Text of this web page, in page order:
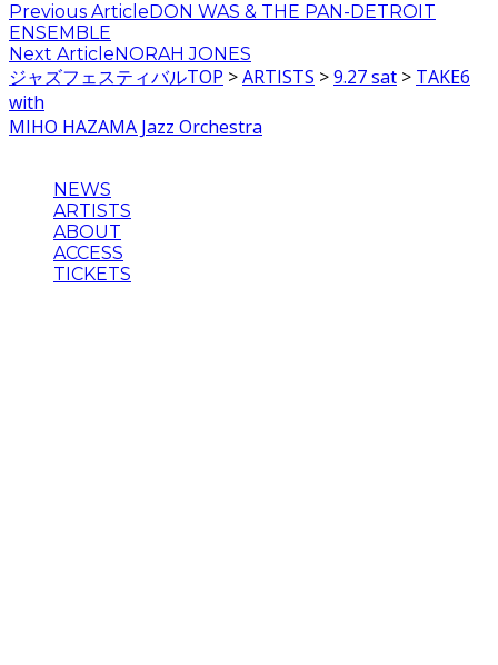
Previous Article DON WAS & THE PAN-DETROIT
ENSEMBLE
Next Article NORAH JONES
ジャズフェスティバルTOP >ARTISTS >9.27 sat > TAKE6
with
MIHO HAZAMA Jazz Orchestra
NEWS
ARTISTS
ABOUT
ACCESS
TICKETS